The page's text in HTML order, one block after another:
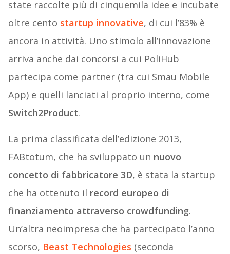
state raccolte più di cinquemila idee e incubate
oltre cento startup innovative, di cui l’83% è
ancora in attività. Uno stimolo all’innovazione
arriva anche dai concorsi a cui PoliHub
partecipa come partner (tra cui Smau Mobile
App) e quelli lanciati al proprio interno, come
Switch2Product.
La prima classificata dell’edizione 2013,
FABtotum, che ha sviluppato un nuovo
concetto di fabbricatore 3D, è stata la startup
che ha ottenuto il record europeo di
finanziamento attraverso crowdfunding.
Un’altra neoimpresa che ha partecipato l’anno
scorso, Beast Technologies (seconda